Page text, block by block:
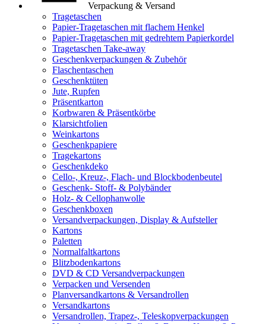
Verpackung & Versand
Tragetaschen
Papier-Tragetaschen mit flachem Henkel
Papier-Tragetaschen mit gedrehtem Papierkordel
Tragetaschen Take-away
Geschenkverpackungen & Zubehör
Flaschentaschen
Geschenktüten
Jute, Rupfen
Präsentkarton
Korbwaren & Präsentkörbe
Klarsichtfolien
Weinkartons
Geschenkpapiere
Tragekartons
Geschenkdeko
Cello-, Kreuz-, Flach- und Blockbodenbeutel
Geschenk- Stoff- & Polybänder
Holz- & Cellophanwolle
Geschenkboxen
Versandverpackungen, Display & Aufsteller
Kartons
Paletten
Normalfaltkartons
Blitzbodenkartons
DVD & CD Versandverpackungen
Verpacken und Versenden
Planversandkartons & Versandrollen
Versandkartons
Versandrollen, Trapez-, Teleskopverpackungen